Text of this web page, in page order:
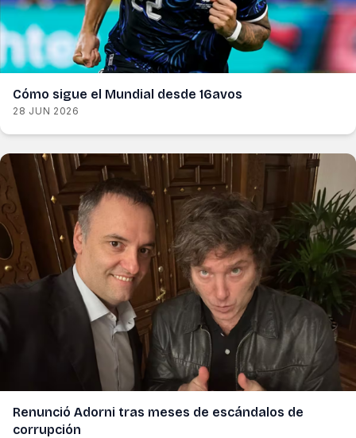
Cómo sigue el Mundial desde 16avos
28 JUN 2026
Renunció Adorni tras meses de escándalos de
corrupción